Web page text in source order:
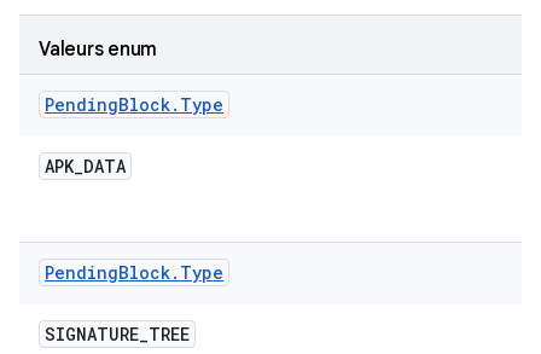
Valeurs enum
PendingBlock. Type
APK_DATA
PendingBlock. Type
SIGNATURE_TREE